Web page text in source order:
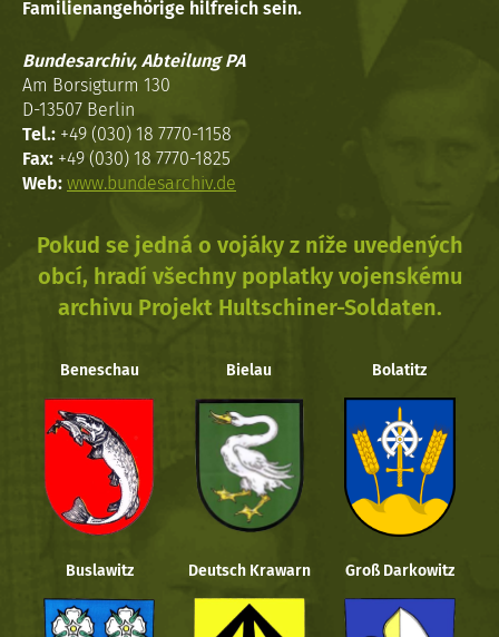
Familienangehörige hilfreich sein.
Bundesarchiv, Abteilung PA
Am Borsigturm 130
D-13507 Berlin
Tel.: +49 (030) 18 7770-1158
Fax: +49 (030) 18 7770-1825
Web: www.bundesarchiv.de
Pokud se jedná o vojáky z níže uvedených
obcí, hradí všechny poplatky vojenskému
archivu Projekt Hultschiner-Soldaten.
Beneschau Bielau Bolatitz
Buslawitz Deutsch Krawarn Groß Darkowitz